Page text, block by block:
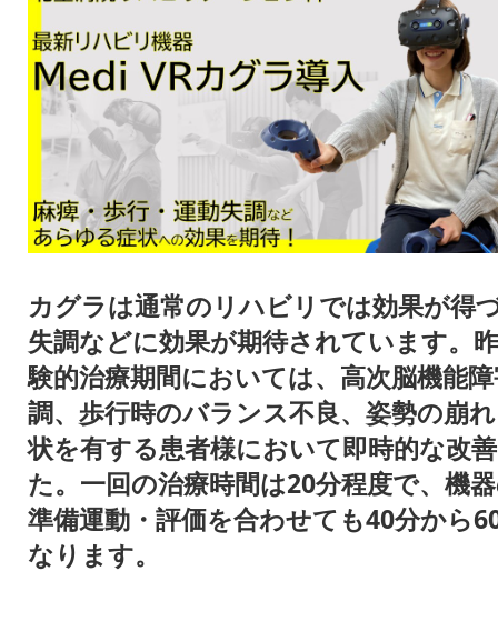
カグラは通常のリハビリでは効果が得
失調などに効果が期待されています。
験的治療期間においては、高次脳機能
調、歩行時のバランス不良、姿勢の崩
状を有する患者様において即時的な改
た。一回の治療時間は20分程度で、機
準備運動・評価を合わせても40分から
なります。